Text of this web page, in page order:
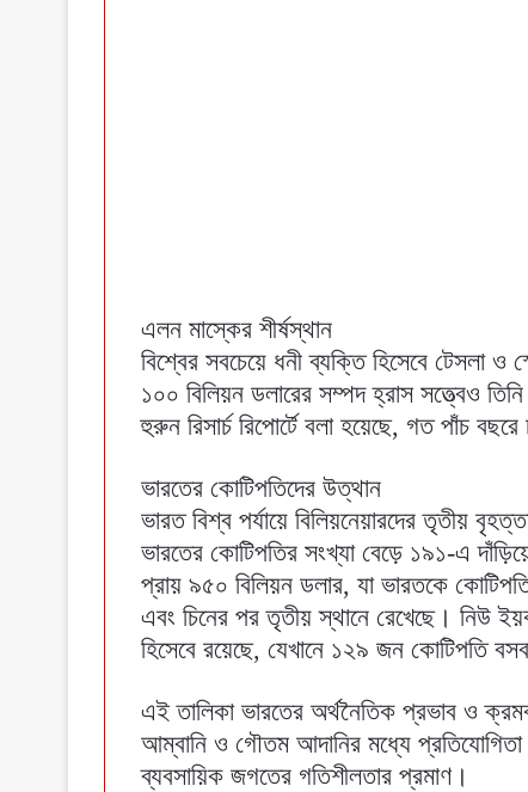
এলন মাস্কের শীর্ষস্থান
বিশ্বের সবচেয়ে ধনী ব্যক্তি হিসেবে টেসলা
১০০ বিলিয়ন ডলারের সম্পদ হ্রাস সত্ত্বেও
হুরুন রিসার্চ রিপোর্টে বলা হয়েছে, গত পাঁচ
ভারতের কোটিপতিদের উত্থান
ভারত বিশ্ব পর্যায়ে বিলিয়নেয়ারদের তৃতীয়
ভারতের কোটিপতির সংখ্যা বেড়ে ১৯১-এ
প্রায় ৯৫০ বিলিয়ন ডলার, যা ভারতকে
এবং চিনের পর তৃতীয় স্থানে রেখেছে। নিউ
হিসেবে রয়েছে, যেখানে ১২৯ জন কোটিপতি
এই তালিকা ভারতের অর্থনৈতিক প্রভাব ও
আম্বানি ও গৌতম আদানির মধ্যে প্রতিযোগিতা
ব্যবসায়িক জগতের গতিশীলতার প্রমাণ।